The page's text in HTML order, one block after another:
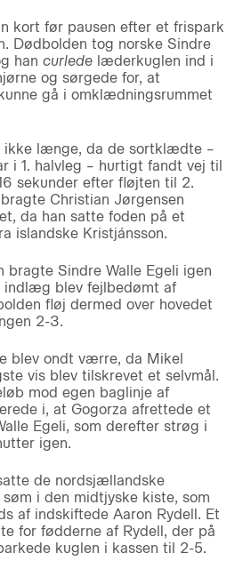
kort før pausen efter et frispark
Dødbolden tog norske Sindre
han curledelæderkuglen ind i
og sørgede for, at
gå i omklædningsrummet
ikke længe, da de sortklædte –
i 1. halvleg – hurtigt fandt vej til
sekunder efter fløjten til 2.
Christian Jørgensen
da han satte foden på et
islandske Kristjánsson.
bragte Sindre Walle Egeli igen
indlæg blev fejlbedømt af
fløj dermed over hovedet
2-3.
blev ondt værre, da Mikel
vis blev tilskrevet et selvmål.
mod egen baglinje af
i, at Gogorza afrettede et
Egeli, som derefter strøg i
igen.
de nordsjællandske
i den midtjyske kiste, som
af indskiftede Aaron Rydell. Et
for fødderne af Rydell, der på
kuglen i kassen til 2-5.